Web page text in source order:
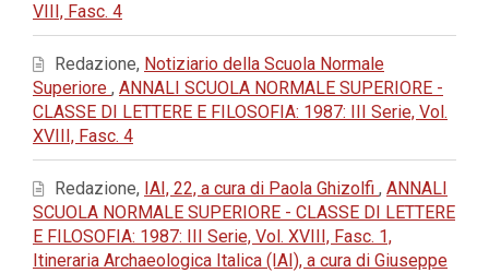
VIII, Fasc. 4
Redazione, Notiziario della Scuola Normale
Superiore , ANNALI SCUOLA NORMALE SUPERIORE -
CLASSE DI LETTERE E FILOSOFIA: 1987: III Serie, Vol.
XVIII, Fasc. 4
Redazione, IAI, 22, a cura di Paola Ghizolfi , ANNALI
SCUOLA NORMALE SUPERIORE - CLASSE DI LETTERE
E FILOSOFIA: 1987: III Serie, Vol. XVIII, Fasc. 1,
Itineraria Archaeologica Italica (IAI), a cura di Giuseppe